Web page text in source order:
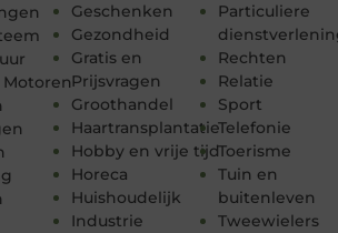
Motoren
Geschenken
Gezondheid
Gratis en
Prijsvragen
Groothandel
Haartransplantatie
Hobby en vrije tijd
Horeca
Huishoudelijk
Industrie
Particuliere
Rechten
Relatie
Sport
Telefonie
Toerisme
Tuin en
buitenleven
Tweewielers